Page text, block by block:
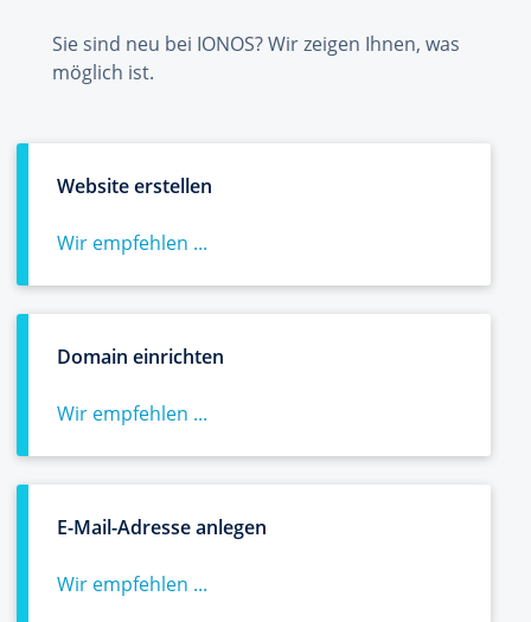
Sie sind neu bei IONOS? Wir zeigen Ihnen, was
möglich ist.
Website erstellen
Wir empfehlen ...
Domain einrichten
Wir empfehlen ...
E-Mail-Adresse anlegen
Wir empfehlen ...